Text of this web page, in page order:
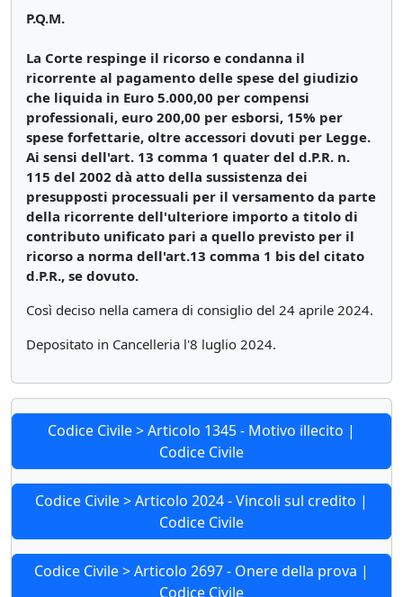
P.Q.M.
La Corte respinge il ricorso e condanna il
ricorrente al pagamento delle spese del giudizio
che liquida in Euro 5.000,00 per compensi
professionali, euro 200,00 per esborsi, 15% per
spese forfettarie, oltre accessori dovuti per Legge.
Ai sensi dell'art. 13 comma 1 quater del d.P.R. n.
115 del 2002 dà atto della sussistenza dei
presupposti processuali per il versamento da parte
della ricorrente dell'ulteriore importo a titolo di
contributo unificato pari a quello previsto per il
ricorso a norma dell'art.13 comma 1 bis del citato
d.P.R., se dovuto.
Così deciso nella camera di consiglio del 24 aprile 2024.
Depositato in Cancelleria l'8 luglio 2024.
Codice Civile > Articolo 1345 - Motivo illecito |
Codice Civile
Codice Civile > Articolo 2024 - Vincoli sul credito |
Codice Civile
Codice Civile > Articolo 2697 - Onere della prova |
Codice Civile